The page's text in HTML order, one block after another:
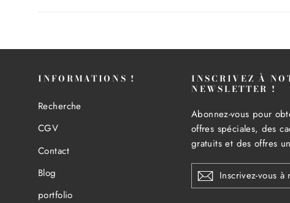
INFORMATIONS !
Recherche
CGV
Contact
Blog
portfolio
INSCRIVEZ À
NEWSLETTER !
Abonnez-vous pour
offres spéciales, des
gratuits et des offres
INSCRIVEZ-
VOUS
À